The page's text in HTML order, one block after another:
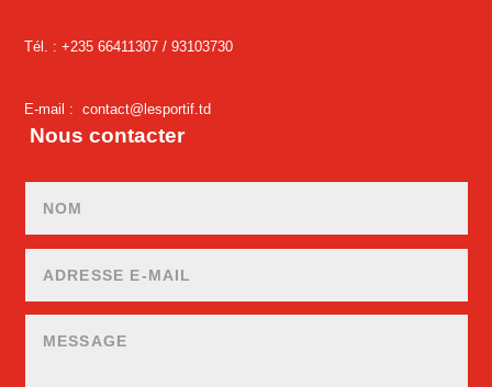
Tél. : +235 66411307 /93103730
E-mail :contact@lesportif.td
Nous contacter